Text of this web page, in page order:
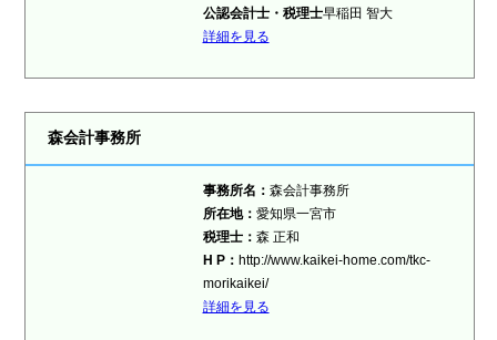
公認会計士・税理士早稲田 智大
詳細を見る
森会計事務所
事務所名： 森会計事務所
所在地： 愛知県一宮市
税理士： 森 正和
H P： http://www.kaikei-home.com/tkc-
morikaikei/
詳細を見る